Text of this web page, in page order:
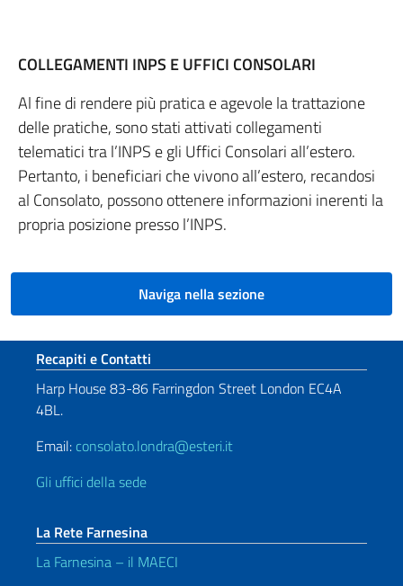
COLLEGAMENTI INPS E UFFICI CONSOLARI
Al fine di rendere più pratica e agevole la trattazione
delle pratiche, sono stati attivati collegamenti
telematici tra l’INPS e gli Uffici Consolari all’estero.
Pertanto, i beneficiari che vivono all’estero, recandosi
al Consolato, possono ottenere informazioni inerenti la
propria posizione presso l’INPS.
Naviga nella sezione
Sezione footer
Recapiti e Contatti
Harp House 83-86 Farringdon Street London EC4A
4BL.
Email: consolato.londra@esteri.it
Gli uffici della sede
La Rete Farnesina
La Farnesina – il MAECI